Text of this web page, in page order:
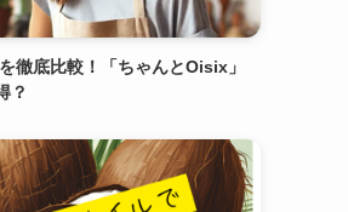
徹底比較！「ちゃんとOisix」
？